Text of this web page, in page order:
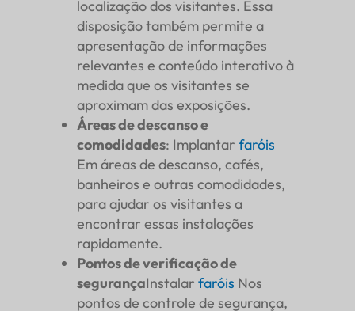
localização dos visitantes. Essa
disposição também permite a
apresentação de informações
relevantes e conteúdo interativo à
medida que os visitantes se
aproximam das exposições.
Áreas de descanso e
comodidades: Implantar faróis
Em áreas de descanso, cafés,
banheiros e outras comodidades,
para ajudar os visitantes a
encontrar essas instalações
rapidamente.
Pontos de verificação de
segurançaInstalar faróis Nos
pontos de controle de segurança,